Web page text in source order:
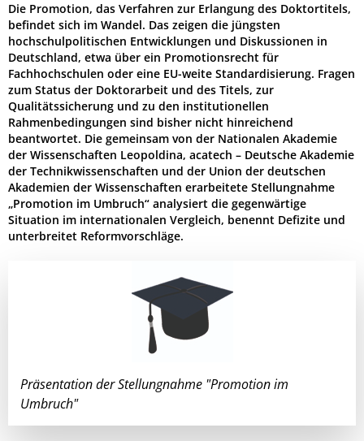
Die Promotion, das Verfahren zur Erlangung des Doktortitels,
befindet sich im Wandel. Das zeigen die jüngsten
hochschulpolitischen Entwicklungen und Diskussionen in
Deutschland, etwa über ein Promotionsrecht für
Fachhochschulen oder eine EU-weite Standardisierung. Fragen
zum Status der Doktorarbeit und des Titels, zur
Qualitätssicherung und zu den institutionellen
Rahmenbedingungen sind bisher nicht hinreichend
beantwortet. Die gemeinsam von der Nationalen Akademie
der Wissenschaften Leopoldina, acatech – Deutsche Akademie
der Technikwissenschaften und der Union der deutschen
Akademien der Wissenschaften erarbeitete Stellungnahme
„Promotion im Umbruch“ analysiert die gegenwärtige
Situation im internationalen Vergleich, benennt Defizite und
unterbreitet Reformvorschläge.
Präsentation der Stellungnahme "Promotion im
Umbruch"